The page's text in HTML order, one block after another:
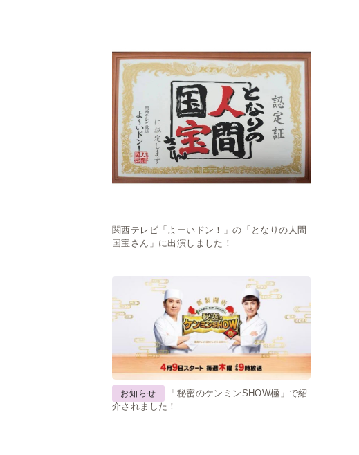
関西テレビ「よーいドン！」の「となりの人間
国宝さん」に出演しました！
お知らせ
「秘密のケンミンSHOW極」で紹
介されました！